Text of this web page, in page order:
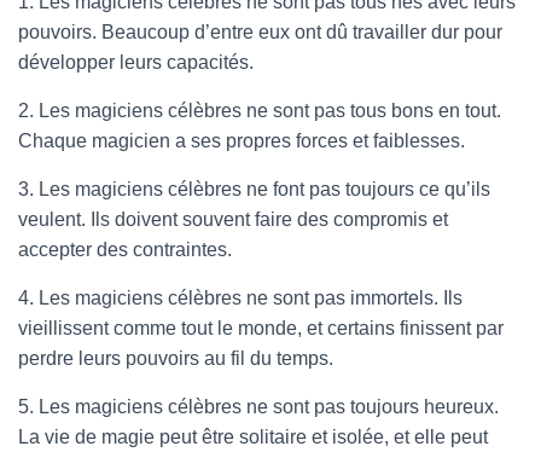
pouvoirs. Beaucoup d’entre eux ont dû travailler dur pour
développer leurs capacités.
2. Les magiciens célèbres ne sont pas tous bons en tout.
Chaque magicien a ses propres forces et faiblesses.
3. Les magiciens célèbres ne font pas toujours ce qu’ils
veulent. Ils doivent souvent faire des compromis et
accepter des contraintes.
4. Les magiciens célèbres ne sont pas immortels. Ils
vieillissent comme tout le monde, et certains finissent par
perdre leurs pouvoirs au fil du temps.
5. Les magiciens célèbres ne sont pas toujours heureux.
La vie de magie peut être solitaire et isolée, et elle peut